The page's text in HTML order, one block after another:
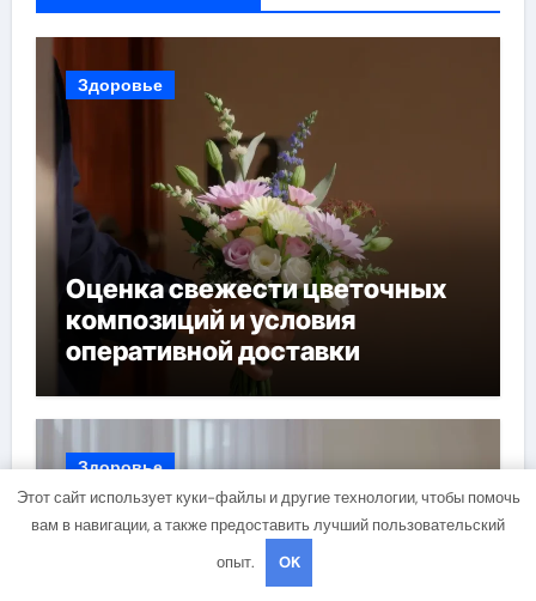
Здоровье
Оценка свежести цветочных
композиций и условия
оперативной доставки
Здоровье
Этот сайт использует куки-файлы и другие технологии, чтобы помочь
вам в навигации, а также предоставить лучший пользовательский
опыт.
OK